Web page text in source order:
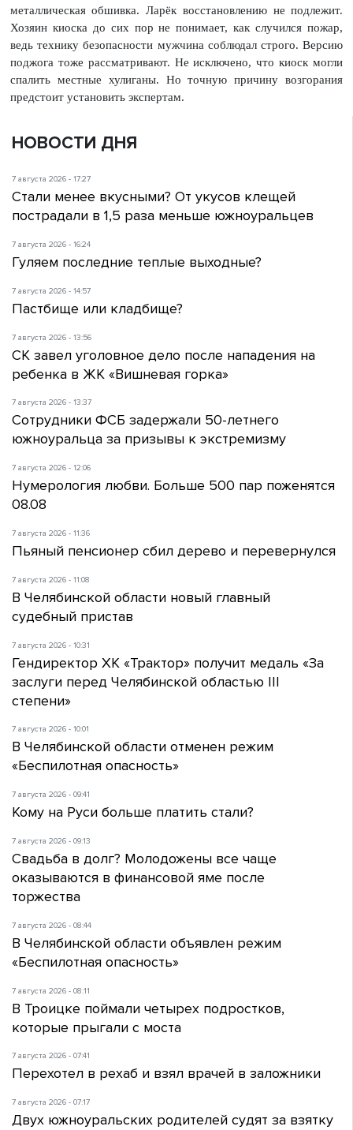
металлическая обшивка. Ларёк восстановлению не подлежит.
Хозяин киоска до сих пор не понимает, как случился пожар,
ведь технику безопасности мужчина соблюдал строго. Версию
поджога тоже рассматривают. Не исключено, что киоск могли
спалить местные хулиганы. Но точную причину возгорания
предстоит установить экспертам.
НОВОСТИ ДНЯ
7 августа 2026 - 17:27
Стали менее вкусными? От укусов клещей
пострадали в 1,5 раза меньше южноуральцев
7 августа 2026 - 16:24
Гуляем последние теплые выходные?
7 августа 2026 - 14:57
Пастбище или кладбище?
7 августа 2026 - 13:56
СК завел уголовное дело после нападения на
ребенка в ЖК «Вишневая горка»
7 августа 2026 - 13:37
Сотрудники ФСБ задержали 50-летнего
южноуральца за призывы к экстремизму
7 августа 2026 - 12:06
Нумерология любви. Больше 500 пар поженятся
08.08
7 августа 2026 - 11:36
Пьяный пенсионер сбил дерево и перевернулся
7 августа 2026 - 11:08
В Челябинской области новый главный
судебный пристав
7 августа 2026 - 10:31
Гендиректор ХК «Трактор» получит медаль «За
заслуги перед Челябинской областью III
степени»
7 августа 2026 - 10:01
В Челябинской области отменен режим
«Беспилотная опасность»
7 августа 2026 - 09:41
Кому на Руси больше платить стали?
7 августа 2026 - 09:13
Свадьба в долг? Молодожены все чаще
оказываются в финансовой яме после
торжества
7 августа 2026 - 08:44
В Челябинской области объявлен режим
«Беспилотная опасность»
7 августа 2026 - 08:11
В Троицке поймали четырех подростков,
которые прыгали с моста
7 августа 2026 - 07:41
Перехотел в рехаб и взял врачей в заложники
7 августа 2026 - 07:17
Двух южноуральских родителей судят за взятку